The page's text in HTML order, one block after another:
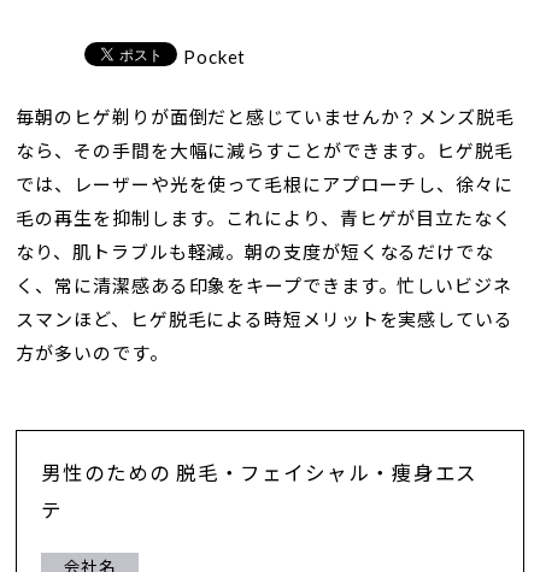
Pocket
毎朝のヒゲ剃りが面倒だと感じていませんか？メンズ脱毛
なら、その手間を大幅に減らすことができます。ヒゲ脱毛
では、レーザーや光を使って毛根にアプローチし、徐々に
毛の再生を抑制します。これにより、青ヒゲが目立たなく
なり、肌トラブルも軽減。朝の支度が短くなるだけでな
く、常に清潔感ある印象をキープできます。忙しいビジネ
スマンほど、ヒゲ脱毛による時短メリットを実感している
方が多いのです。
男性のための 脱毛・フェイシャル・痩身エス
テ
会社名